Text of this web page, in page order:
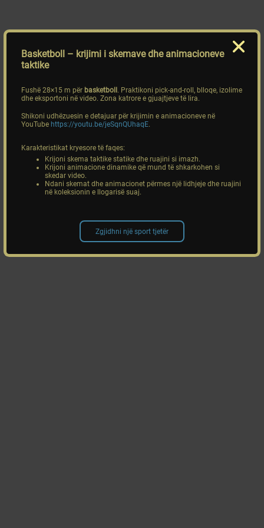
Basketboll – krijimi i skemave dhe animacioneve
taktike
Fushë 28×15 m për basketboll . Praktikoni pick-and-roll, blloqe, izolime
dhe eksportoni në video. Zona katrore e gjuajtjeve të lira.
Shikoni udhëzuesin e detajuar për krijimin e animacioneve në
YouTube https://youtu.be/jeSqnQUhaqE.
Karakteristikat kryesore të faqes:
Krijoni skema taktike statike dhe ruajini si imazh.
Krijoni animacione dinamike që mund të shkarkohen si
skedar video.
Ndani skemat dhe animacionet përmes një lidhjeje dhe ruajini
në koleksionin e llogarisë suaj.
Zgjidhni një sport tjetër